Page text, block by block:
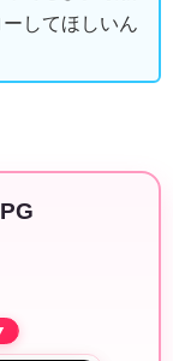
してほしいん